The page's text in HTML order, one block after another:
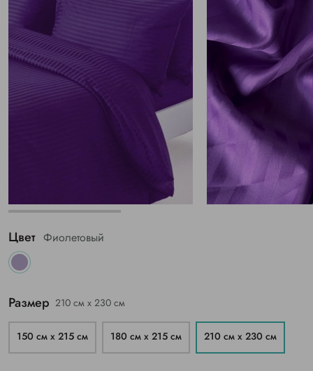
Цвет Фиолетовый
Размер 210 см х 230 см
150 см х 215 см 180 см х 215 см 210 см х 230 см